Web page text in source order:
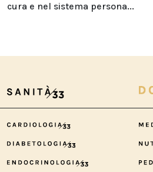
cura e nel sistema persona...